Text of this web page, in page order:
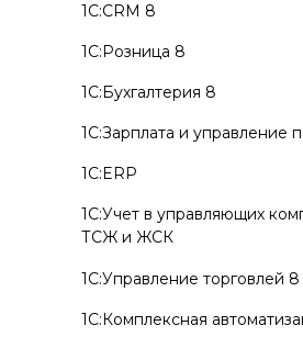
1С:Бухгалтерия 8
1С:Зарплата и управление
1С:Учет в управляющих
ТСЖ и ЖСК
1С:Управление торговлей 8
1С:CRM 8
1С:Розница 8
1С:ERP
1С:Комплексная